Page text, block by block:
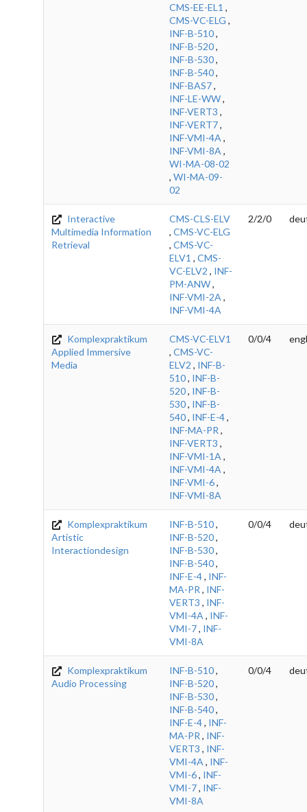
CMS-EE-EL1 ,
CMS-VC-ELG ,
INF-B-510,
INF-B-520,
INF-B-530,
INF-B-540,
INF-BAS7,
INF-LE-WW,
INF-VERT3 ,
INF-VERT7,
INF-VMI-4A ,
INF-VMI-8A ,
WI-MA-08-02
, WI-MA-09-
02
Interactive
Multimedia Information
Retrieval
CMS-CLS-ELV
, CMS-VC-ELG
, CMS-VC-
ELV1 , CMS-
VC-ELV2 , INF-
PM-ANW,
INF-VMI-2A ,
INF-VMI-4A
2/2/0
Komplexpraktikum
Applied Immersive
Media
CMS-VC-ELV1
, CMS-VC-
ELV2 , INF-B-
510, INF-B-
520, INF-B-
530, INF-B-
540, INF-E-4,
INF-MA-PR ,
INF-VERT3 ,
INF-VMI-1A ,
INF-VMI-4A ,
INF-VMI-6,
INF-VMI-8A
0/0/4
Komplexpraktikum
Artistic
Interactiondesign
INF-B-510,
INF-B-520,
INF-B-530,
INF-B-540,
INF-E-4, INF-
MA-PR , INF-
VERT3 , INF-
VMI-4A , INF-
VMI-7, INF-
VMI-8A
0/0/4
Komplexpraktikum
Audio Processing
INF-B-510,
INF-B-520,
INF-B-530,
INF-B-540,
INF-E-4, INF-
MA-PR , INF-
VERT3 , INF-
VMI-4A , INF-
VMI-6, INF-
VMI-7, INF-
VMI-8A
0/0/4